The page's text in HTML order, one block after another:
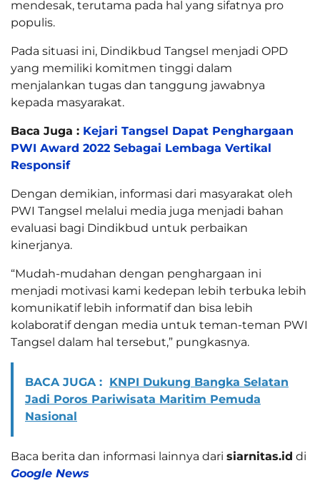
mendesak, terutama pada hal yang sifatnya pro
populis.
Pada situasi ini, Dindikbud Tangsel menjadi OPD
yang memiliki komitmen tinggi dalam
menjalankan tugas dan tanggung jawabnya
kepada masyarakat.
Baca Juga : Kejari Tangsel Dapat Penghargaan
PWI Award 2022 Sebagai Lembaga Vertikal
Responsif
Dengan demikian, informasi dari masyarakat oleh
PWI Tangsel melalui media juga menjadi bahan
evaluasi bagi Dindikbud untuk perbaikan
kinerjanya.
“Mudah-mudahan dengan penghargaan ini
menjadi motivasi kami kedepan lebih terbuka lebih
komunikatif lebih informatif dan bisa lebih
kolaboratif dengan media untuk teman-teman PWI
Tangsel dalam hal tersebut,” pungkasnya.
BACA JUGA : KNPI Dukung Bangka Selatan
Jadi Poros Pariwisata Maritim Pemuda
Nasional
Baca berita dan informasi lainnya dari siarnitas.id di
Google News